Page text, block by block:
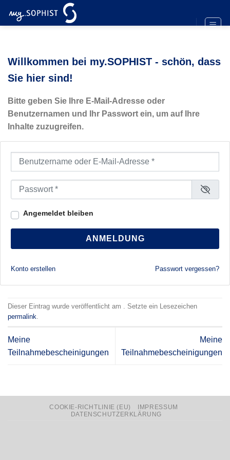
Inhalt
Willkommen bei my.SOPHIST - schön, dass
Sie hier sind!
Bitte geben Sie Ihre E-Mail-Adresse oder
Benutzernamen und Ihr Passwort ein, um auf Ihre
Inhalte zuzugreifen.
Benutzername oder E-Mail-Adresse
Passwort
Angemeldet bleiben
ANMELDUNG
Konto erstellen Passwort vergessen?
Dieser Eintrag wurde veröffentlicht am . Setzte ein Lesezeichen
permalink.
Meine
Teilnahmebescheinigungen
Meine
Teilnahmebescheinigungen
COOKIE-RICHTLINIE (EU)
IMPRESSUM
DATENSCHUTZERKLÄRUNG